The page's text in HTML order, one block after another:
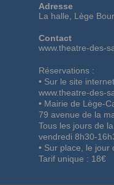
Adresse
La halle, Lège
Contact
www.theatre-des-
Réservations :
• Sur le site
www.theatre-des-
• Mairie de Lège-
79 avenue de la
Tous les jours de
vendredi 8h30-
• Sur place, le jour
Tarif unique : 18€